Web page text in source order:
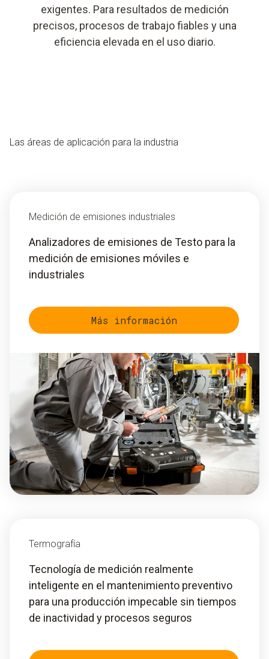
exigentes. Para resultados de medición
precisos, procesos de trabajo fiables y una
eficiencia elevada en el uso diario.
Las áreas de aplicación para la industria
Medición de emisiones industriales
Analizadores de emisiones de Testo para la
medición de emisiones móviles e
industriales
Más información
Termografía
Tecnología de medición realmente
inteligente en el mantenimiento preventivo
para una producción impecable sin tiempos
de inactividad y procesos seguros